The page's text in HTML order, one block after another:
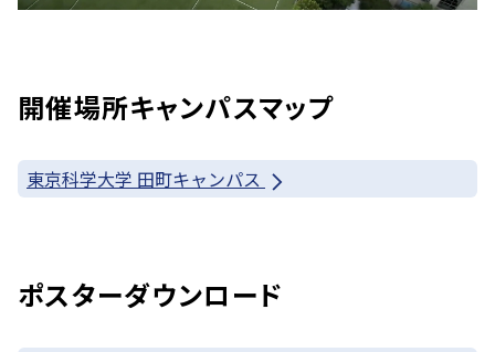
開催場所キャンパスマップ
東京科学大学 田町キャンパス
ポスターダウンロード